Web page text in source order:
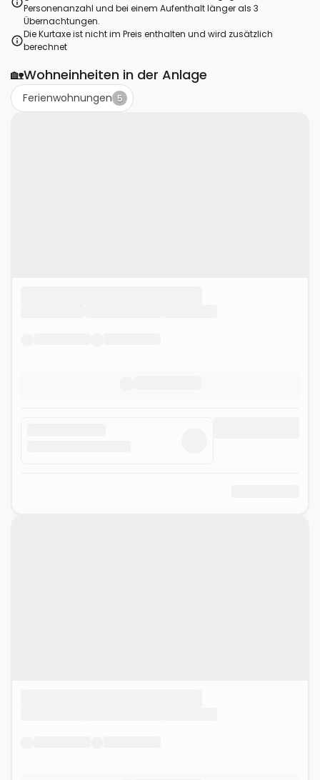
Personenanzahl und bei einem Aufenthalt länger als 3
Übernachtungen.
Die Kurtaxe ist nicht im Preis enthalten und wird zusätzlich
berechnet
🏡Wohneinheiten in der Anlage
Ferienwohnungen 5